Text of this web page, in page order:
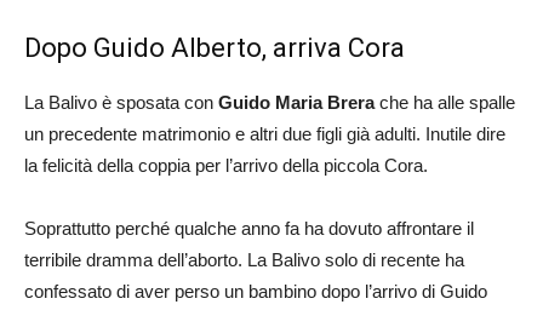
Dopo Guido Alberto, arriva Cora
La Balivo è sposata con Guido Maria Brerache ha alle spalle
un precedente matrimonio e altri due figli già adulti. Inutile dire
la felicità della coppia per l’arrivo della piccola Cora.
Soprattutto perché qualche anno fa ha dovuto affrontare il
terribile dramma dell’aborto. La Balivo solo di recente ha
confessato di aver perso un bambino dopo l’arrivo di Guido